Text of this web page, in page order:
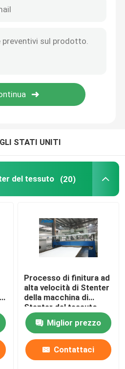
di tessuti
asciutta
STATI UNITI
del tessuto (20)
Processo di finitura ad
alta velocità di Stenter
della macchina di
Stenter del tessuto
dell'olio termico del
poliestereMiglior prezzo
Contattaci